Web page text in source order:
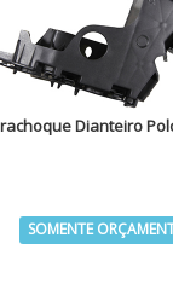
Dianteiro
SOMENTE